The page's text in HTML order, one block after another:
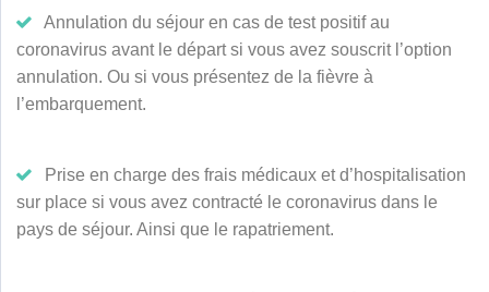
Annulation du séjour en cas de test positif au
coronavirus avant le départ si vous avez souscrit l’option
annulation. Ou si vous présentez de la fièvre à
l’embarquement.
Prise en charge des frais médicaux et d’hospitalisation
sur place si vous avez contracté le coronavirus dans le
pays de séjour. Ainsi que le rapatriement.